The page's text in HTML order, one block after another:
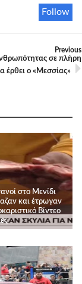
Follow
Previous
σε πλήρη
έρθει ο «Μεσσίας»
στο Μενίδι
και έτρωγαν
Βίντεο